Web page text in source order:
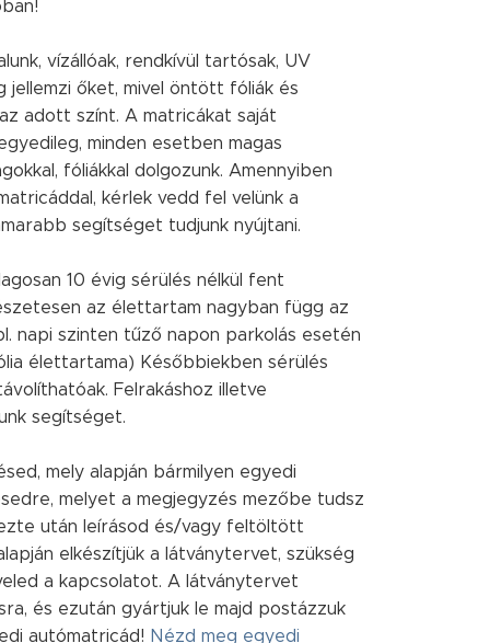
vízállóak, rendkívül tartósak, UV
jellemzi őket, mivel öntött fóliák és
adott színt. A matricákat saját
minden esetben magas
fóliákkal dolgozunk. Amennyiben
kérlek vedd fel velünk a
segítséget tudjunk nyújtani.
10 évig sérülés nélkül fent
az élettartam nagyban függ az
napi szinten tűző napon parkolás esetén
élettartama) Későbbiekben sérülés
Felrakáshoz illetve
segítséget.
mely alapján bármilyen egyedi
melyet a megjegyzés mezőbe tudsz
után leírásod és/vagy feltöltött
elkészítjük a látványtervet, szükség
a kapcsolatot. A látványtervet
és ezután gyártjuk le majd postázzuk
autómatricád! Nézd meg egyedi